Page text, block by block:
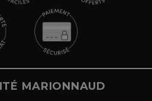
MARIONNAUD